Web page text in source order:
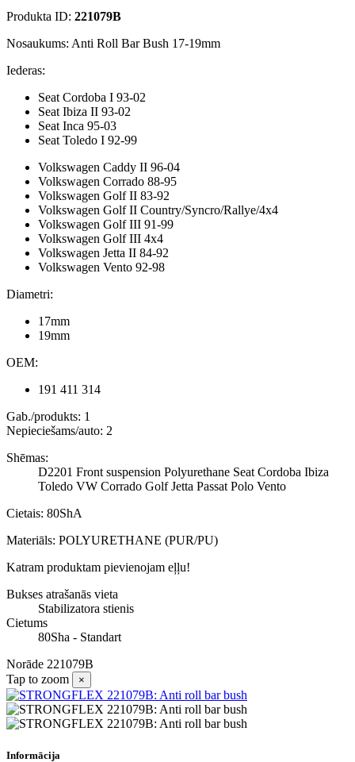
Produkta ID: 221079B
Nosaukums: Anti Roll Bar Bush 17-19mm
Iederas:
Seat Cordoba I 93-02
Seat Ibiza II 93-02
Seat Inca 95-03
Seat Toledo I 92-99
Volkswagen Caddy II 96-04
Volkswagen Corrado 88-95
Volkswagen Golf II 83-92
Volkswagen Golf II Country/Syncro/Rallye/4x4
Volkswagen Golf III 91-99
Volkswagen Golf III 4x4
Volkswagen Jetta II 84-92
Volkswagen Vento 92-98
Diametri:
17mm
19mm
OEM:
191 411 314
Gab./produkts: 1
Nepieciešams/auto: 2
Shēmas:
D2201 Front suspension Polyurethane Seat Cordoba Ibiza
Toledo VW Corrado Golf Jetta Passat Polo Vento
Cietais: 80ShA
Materiāls: POLYURETHANE (PUR/PU)
Katram produktam pievienojam eļļu!
Bukses atrašanās vieta
Stabilizatora stienis
Cietums
80Sha - Standart
Norāde 221079B
Tap to zoom
×
Informācija